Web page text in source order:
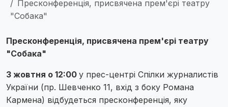
Пресконференція, присвячена прем'єрі театру
"Собака"
Пресконференція, присвячена прем'єрі театру
"Собака"
3 жовтня о 12:00 у прес-центрі Спілки журналистів
України (пр. Шевченко 11, вхід з боку Романа
Кармена) відбудеться пресконференція, яку